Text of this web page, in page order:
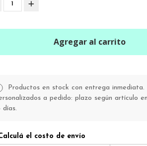
1
Agregar al carrito
Productos en stock con entrega inmediata.
a pedido: plazo según artículo
días.
el costo de envío